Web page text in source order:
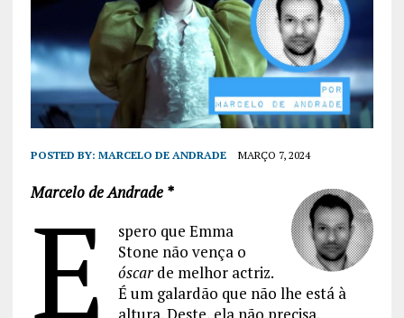
POSTED BY: MARCELO DE ANDRADE MARÇO 7, 2024
Marcelo de Andrade *
E
spero que Emma
Stone não vença o
óscar de melhor actriz.
É um galardão que não lhe está à
altura. Deste, ela não precisa.